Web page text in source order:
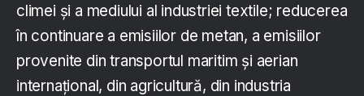
climei și a mediului al industriei textile; reducerea
în continuare a emisiilor de metan, a emisiilor
provenite din transportul maritim și aerian
internațional, din agricultură, din industria